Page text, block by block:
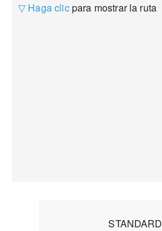
▽ Haga clicpara mostrar la ruta
STANDARD